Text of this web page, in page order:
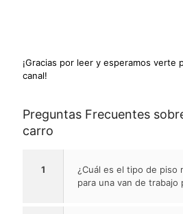
¡Gracias por leer y esperamos verte
canal!
Preguntas Frecuentes
carro
1
¿Cuál es el tipo de piso
para una van de trabajo